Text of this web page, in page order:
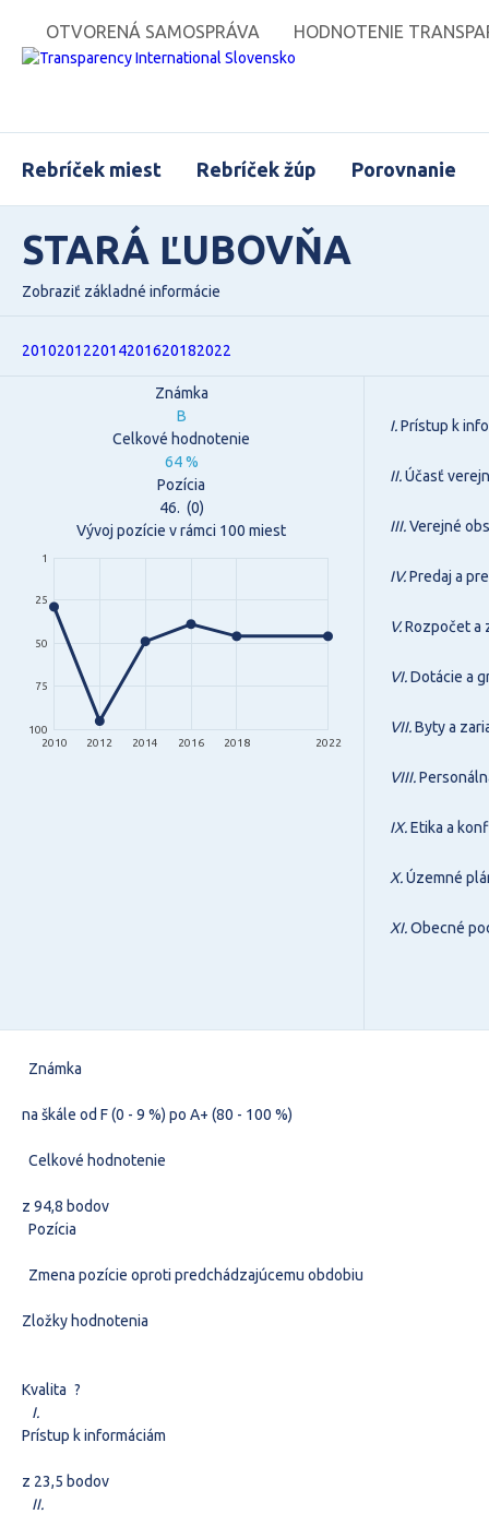
OTVORENÁ SAMOSPRÁVA HODNOTENIE
Rebríček miest Rebríček žúp Porovnanie
STARÁ ĽUBOVŇA
Zobraziť základné informácie
201020122014201620182022
Známka
B
Celkové hodnotenie
64 %
Pozícia
46. (0)
Vývoj pozície v rámci 100 miest
2010 2012 2014 2016 2018 2022
1
25
50
75
100
I.Prístup k
II.Účasť
III.Verejné
IV.Predaj a
V.Rozpočet a
VI.Dotácie a
VII.Byty a
VIII.
IX.Etika a
X.Územné
XI.Obecné
Známka
na škále od F (0 - 9 %) po A+ (80 - 100 %)
Celkové hodnotenie
z 94,8 bodov
Pozícia
Zmena pozície oproti predchádzajúcemu obdobiu
Zložky hodnotenia
Kvalita ?
I.
Prístup k informáciám
z 23,5 bodov
II.